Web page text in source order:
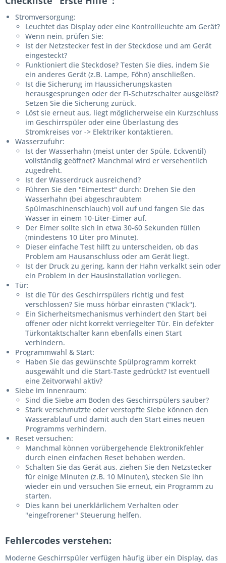
Stromversorgung:
Leuchtet das Display oder eine Kontrollleuchte am Gerät?
Wenn nein, prüfen Sie:
Ist der Netzstecker fest in der Steckdose und am Gerät
eingesteckt?
Funktioniert die Steckdose? Testen Sie dies, indem Sie
ein anderes Gerät (z.B. Lampe, Föhn) anschließen.
Ist die Sicherung im Haussicherungskasten
herausgesprungen oder der FI-Schutzschalter ausgelöst?
Setzen Sie die Sicherung zurück.
Löst sie erneut aus, liegt möglicherweise ein Kurzschluss
im Geschirrspüler oder eine Überlastung des
Stromkreises vor -> Elektriker kontaktieren.
Wasserzufuhr:
Ist der Wasserhahn (meist unter der Spüle, Eckventil)
vollständig geöffnet? Manchmal wird er versehentlich
zugedreht.
Ist der Wasserdruck ausreichend?
Führen Sie den "Eimertest" durch: Drehen Sie den
Wasserhahn (bei abgeschraubtem
Spülmaschinenschlauch) voll auf und fangen Sie das
Wasser in einem 10-Liter-Eimer auf.
Der Eimer sollte sich in etwa 30-60 Sekunden füllen
(mindestens 10 Liter pro Minute).
Dieser einfache Test hilft zu unterscheiden, ob das
Problem am Hausanschluss oder am Gerät liegt.
Ist der Druck zu gering, kann der Hahn verkalkt sein oder
ein Problem in der Hausinstallation vorliegen.
Tür:
Ist die Tür des Geschirrspülers richtig und fest
verschlossen? Sie muss hörbar einrasten ("Klack").
Ein Sicherheitsmechanismus verhindert den Start bei
offener oder nicht korrekt verriegelter Tür. Ein defekter
Türkontaktschalter kann ebenfalls einen Start
verhindern.
Programmwahl & Start:
Haben Sie das gewünschte Spülprogramm korrekt
ausgewählt und die Start-Taste gedrückt? Ist eventuell
eine Zeitvorwahl aktiv?
Siebe im Innenraum:
Sind die Siebe am Boden des Geschirrspülers sauber?
Stark verschmutzte oder verstopfte Siebe können den
Wasserablauf und damit auch den Start eines neuen
Programms verhindern.
Reset versuchen:
Manchmal können vorübergehende Elektronikfehler
durch einen einfachen Reset behoben werden.
Schalten Sie das Gerät aus, ziehen Sie den Netzstecker
für einige Minuten (z.B. 10 Minuten), stecken Sie ihn
wieder ein und versuchen Sie erneut, ein Programm zu
starten.
Dies kann bei unerklärlichem Verhalten oder
"eingefrorener" Steuerung helfen.
Fehlercodes verstehen:
Moderne Geschirrspüler verfügen häufig über ein Display, das